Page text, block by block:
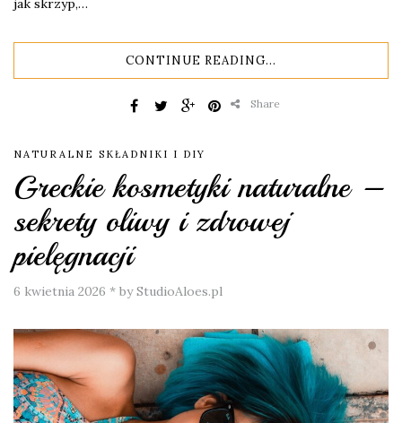
jak skrzyp,…
CONTINUE READING...
Share
NATURALNE SKŁADNIKI I DIY
Greckie kosmetyki naturalne –
sekrety oliwy i zdrowej
pielęgnacji
6 kwietnia 2026 * by StudioAloes.pl